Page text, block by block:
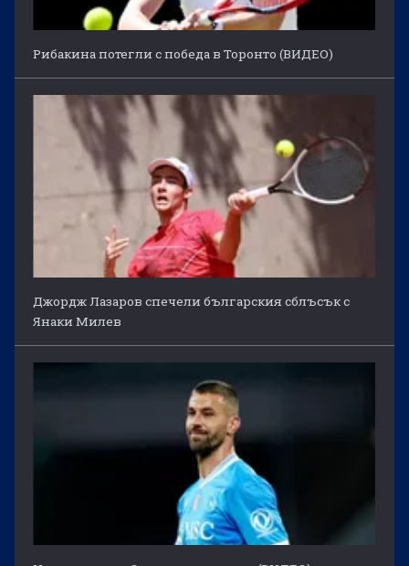
Рибакина потегли с победа в Торонто (ВИДЕО)
Джордж Лазаров спечели българския сблъсък с
Янаки Милев